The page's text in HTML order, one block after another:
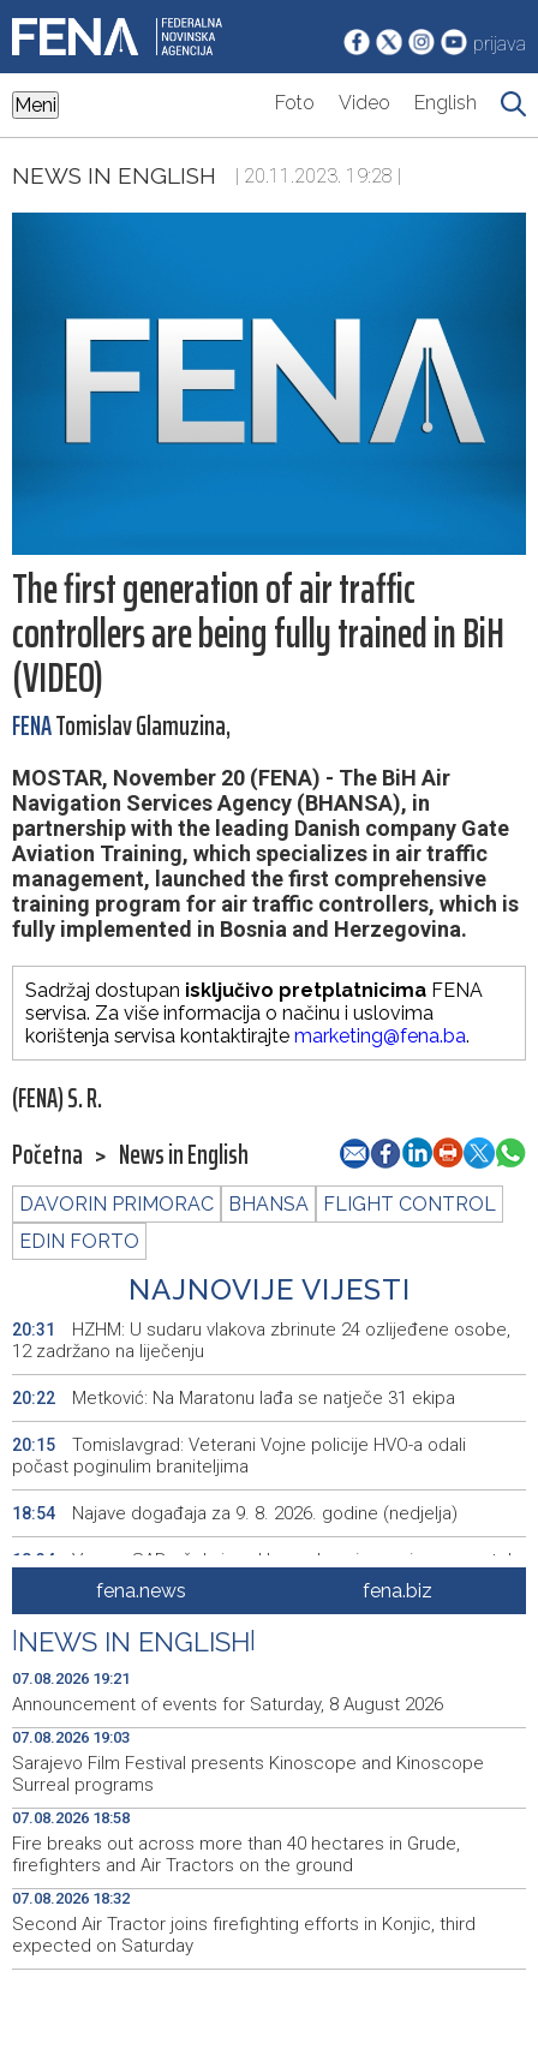
prijava
Meni Foto Video English
NEWS IN ENGLISH | 20.11.2023. 19:28 |
The first generation of air traffic
controllers are being fully trained in BiH
(VIDEO)
FENATomislav Glamuzina,
MOSTAR, November 20 (FENA) - The BiH Air
Navigation Services Agency (BHANSA), in
partnership with the leading Danish company Gate
Aviation Training, which specializes in air traffic
management, launched the first comprehensive
training program for air traffic controllers, which is
fully implemented in Bosnia and Herzegovina.
Sadržaj dostupan isključivo pretplatnicima FENA
servisa. Za više informacija o načinu i uslovima
korištenja servisa kontaktirajte marketing@fena.ba.
(FENA) S. R.
Početna > News in English
DAVORIN PRIMORAC BHANSA
FLIGHT CONTROL
EDIN FORTO
NAJNOVIJE VIJESTI
20:31
HZHM: U sudaru vlakova zbrinute 24 ozlijeđene osobe,
12 zadržano na liječenju
20:22 Metković: Na Maratonu lađa se natječe 31 ekipa
20:15
Tomislavgrad: Veterani Vojne policije HVO-a odali
počast poginulim braniteljima
18:54 Najave događaja za 9. 8. 2026. godine (nedjelja)
18:34
Vance: SAD očekuje od Irana da osigura siguran protok
nafte kroz Hormuški moreuz
18:21
Iranski šef sigurnosti: Hormuški moreuz će ostati
zatvoren dok SAD ne ispuni zahtjeve Teherana
18:09
Iran 'vrlo blizu' dogovora s Omanom o novoj Hormuškoj
18:05
Koncertom Marije Šerifović večeras se zatvara
manifestacija 'Dani dijaspore Travnik 2026'
17:26
Kod mosta Brčko - Gunja pronađene kosti, vještaci
sudske medicine utvrđuju porijeklo
17:15
'Pekijada' u Varešu okupila 37 ekipa iz četiri države
regiona
fena.news fena.biz
NEWS IN ENGLISH
07.08.2026 19:21
Announcement of events for Saturday, 8 August 2026
07.08.2026 19:03
Sarajevo Film Festival presents Kinoscope and Kinoscope
Surreal programs
07.08.2026 18:58
Fire breaks out across more than 40 hectares in Grude,
firefighters and Air Tractors on the ground
07.08.2026 18:32
Second Air Tractor joins firefighting efforts in Konjic, third
expected on Saturday